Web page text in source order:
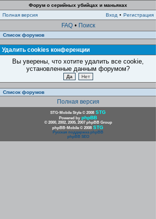
Форум о серийных убийцах и маньяках
Полная версия
Вход • Регистрация
FAQ • Поиск
Список форумов
Удалить cookies конференции
Вы уверены, что хотите удалить все cookie,
установленные данным форумом?
Список форумов
Полная версия
STG-Mobile Style © 2008 STG
Powered by phpBB
© 2000, 2002, 2005, 2007 phpBB Group
phpBB-Mobile © 2008 STG
Русская поддержка phpBB
phpBB SEO